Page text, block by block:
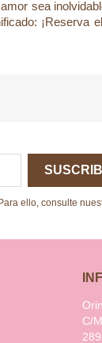
sea
¡Reserva
ello, consulte
C/